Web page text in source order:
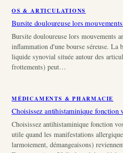
OS & ARTICULATIONS
Bursite douloureuse lors
Bursite douloureuse lors mouvements
inflammation d'une bourse séreuse. La
liquide synovial située autour des
frottements) peut…
MÉDICAMENTS & PHARMACIE
Choisissez antihistaminique fonction
Choisissez antihistaminique fonction
utile quand les manifestations
larmoiement, démangeaisons)